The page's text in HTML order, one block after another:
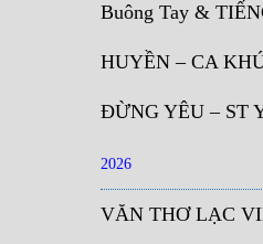
Buông Tay &
HUYỀN – CA
ĐỪNG YÊU – ST
2026
VĂN THƠ LẠC